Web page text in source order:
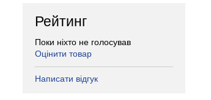
Рейтинг
Поки ніхто не голосував
Оцінити товар
Написати відгук